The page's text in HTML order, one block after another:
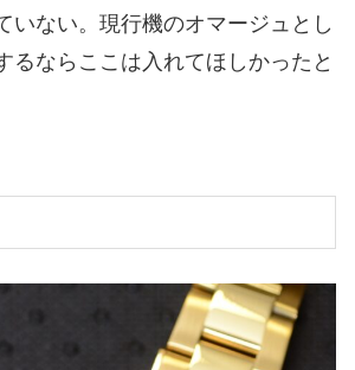
いない。現行機のオマージュとし
るならここは入れてほしかったと